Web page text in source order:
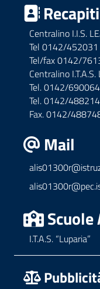
Recapiti
Centralino I.I.S.
Tel 0142/452031
Tel/fax 0142/
Centralino I.T.A.S.
Tel. 0142/690064
Tel. 0142/488214
Fax. 0142/
Mail
Scuole
I.T.A.S. “Luparia”